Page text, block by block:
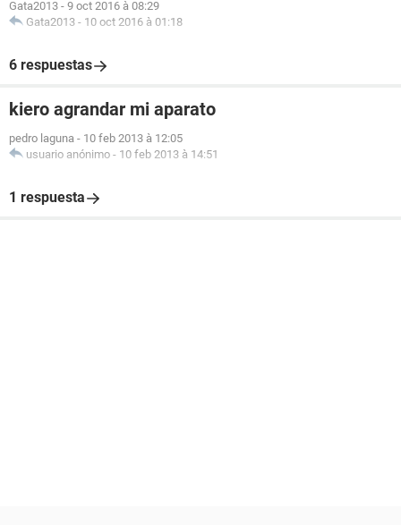
Gata2013 - 9 oct 2016 à 08:29
Gata2013 - 10 oct 2016 à 01:18
6 respuestas
kiero agrandar mi aparato
pedro laguna - 10 feb 2013 à 12:05
usuario anónimo - 10 feb 2013 à 14:51
1 respuesta